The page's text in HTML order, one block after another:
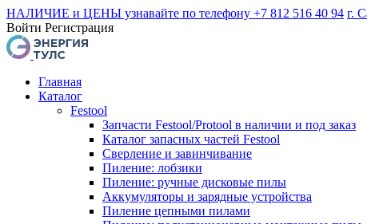
НАЛИЧИЕ и ЦЕНЫ узнавайте по телефону +7 812 516 40 94 г.
Войти Регистрация
Главная
Каталог
Festool
Запчасти Festool/Protool в наличии и под заказ
Каталог запасных частей Festool
Сверление и завинчивание
Пиление: лобзики
Пиление: ручные дисковые пилы
Аккумуляторы и зарядные устройства
Пиление цепными пилами